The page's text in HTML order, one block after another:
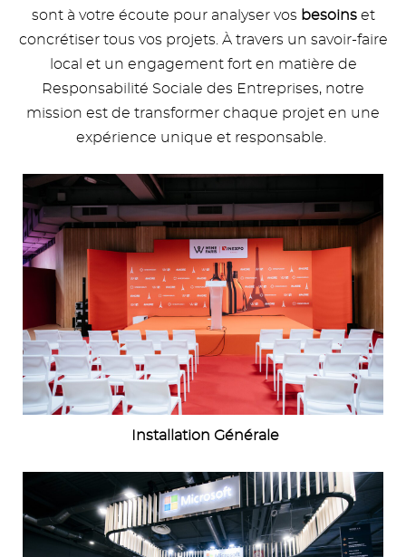
sont à votre écoute pour analyser vos besoins et
concrétiser tous vos projets. À travers un savoir-faire
local et un engagement fort en matière de
Responsabilité Sociale des Entreprises, notre
mission est de transformer chaque projet en une
expérience unique et responsable.
Image
Installation Générale
Image